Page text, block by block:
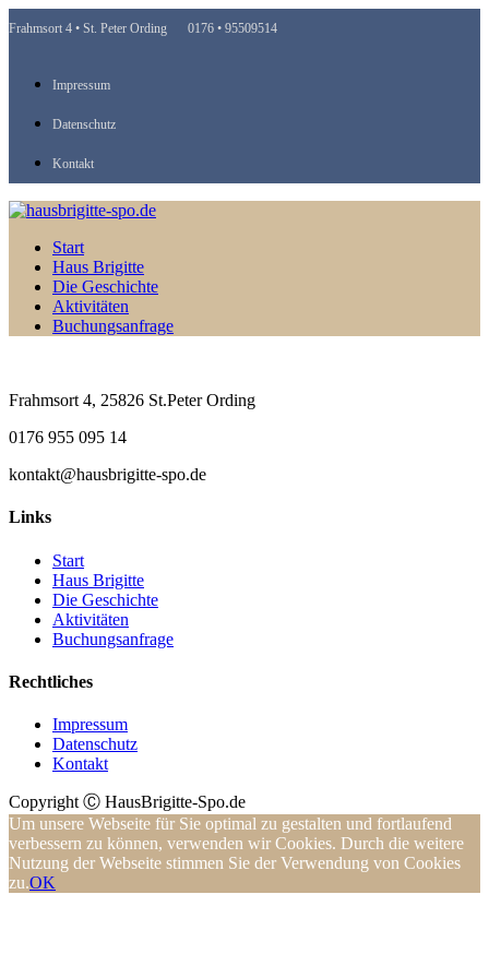
Frahmsort 4 • St. Peter Ording 0176 • 95509514
Impressum
Datenschutz
Kontakt
Start
Haus Brigitte
Die Geschichte
Aktivitäten
Buchungsanfrage
Frahmsort 4, 25826 St.Peter Ording
0176 955 095 14
kontakt@hausbrigitte-spo.de
Links
Start
Haus Brigitte
Die Geschichte
Aktivitäten
Buchungsanfrage
Rechtliches
Impressum
Datenschutz
Kontakt
Copyright Ⓒ HausBrigitte-Spo.de
Um unsere Webseite für Sie optimal zu gestalten und fortlaufend
verbessern zu können, verwenden wir Cookies. Durch die weitere
Nutzung der Webseite stimmen Sie der Verwendung von Cookies
zu.OK